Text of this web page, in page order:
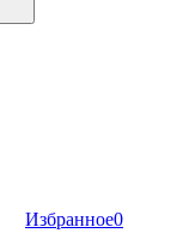
Избранное0